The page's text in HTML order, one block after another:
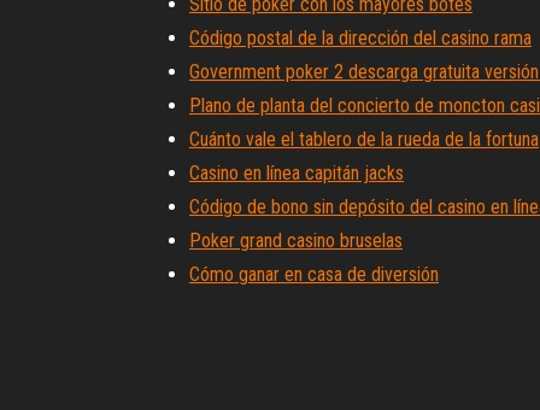
Código postal de la dirección del casino rama
Government poker 2 descarga gratuita
Plano de planta del concierto de moncton
Cuánto vale el tablero de la rueda de la fortuna
Casino en línea capitán jacks
Código de bono sin depósito del casino en
Poker grand casino bruselas
Cómo ganar en casa de diversión